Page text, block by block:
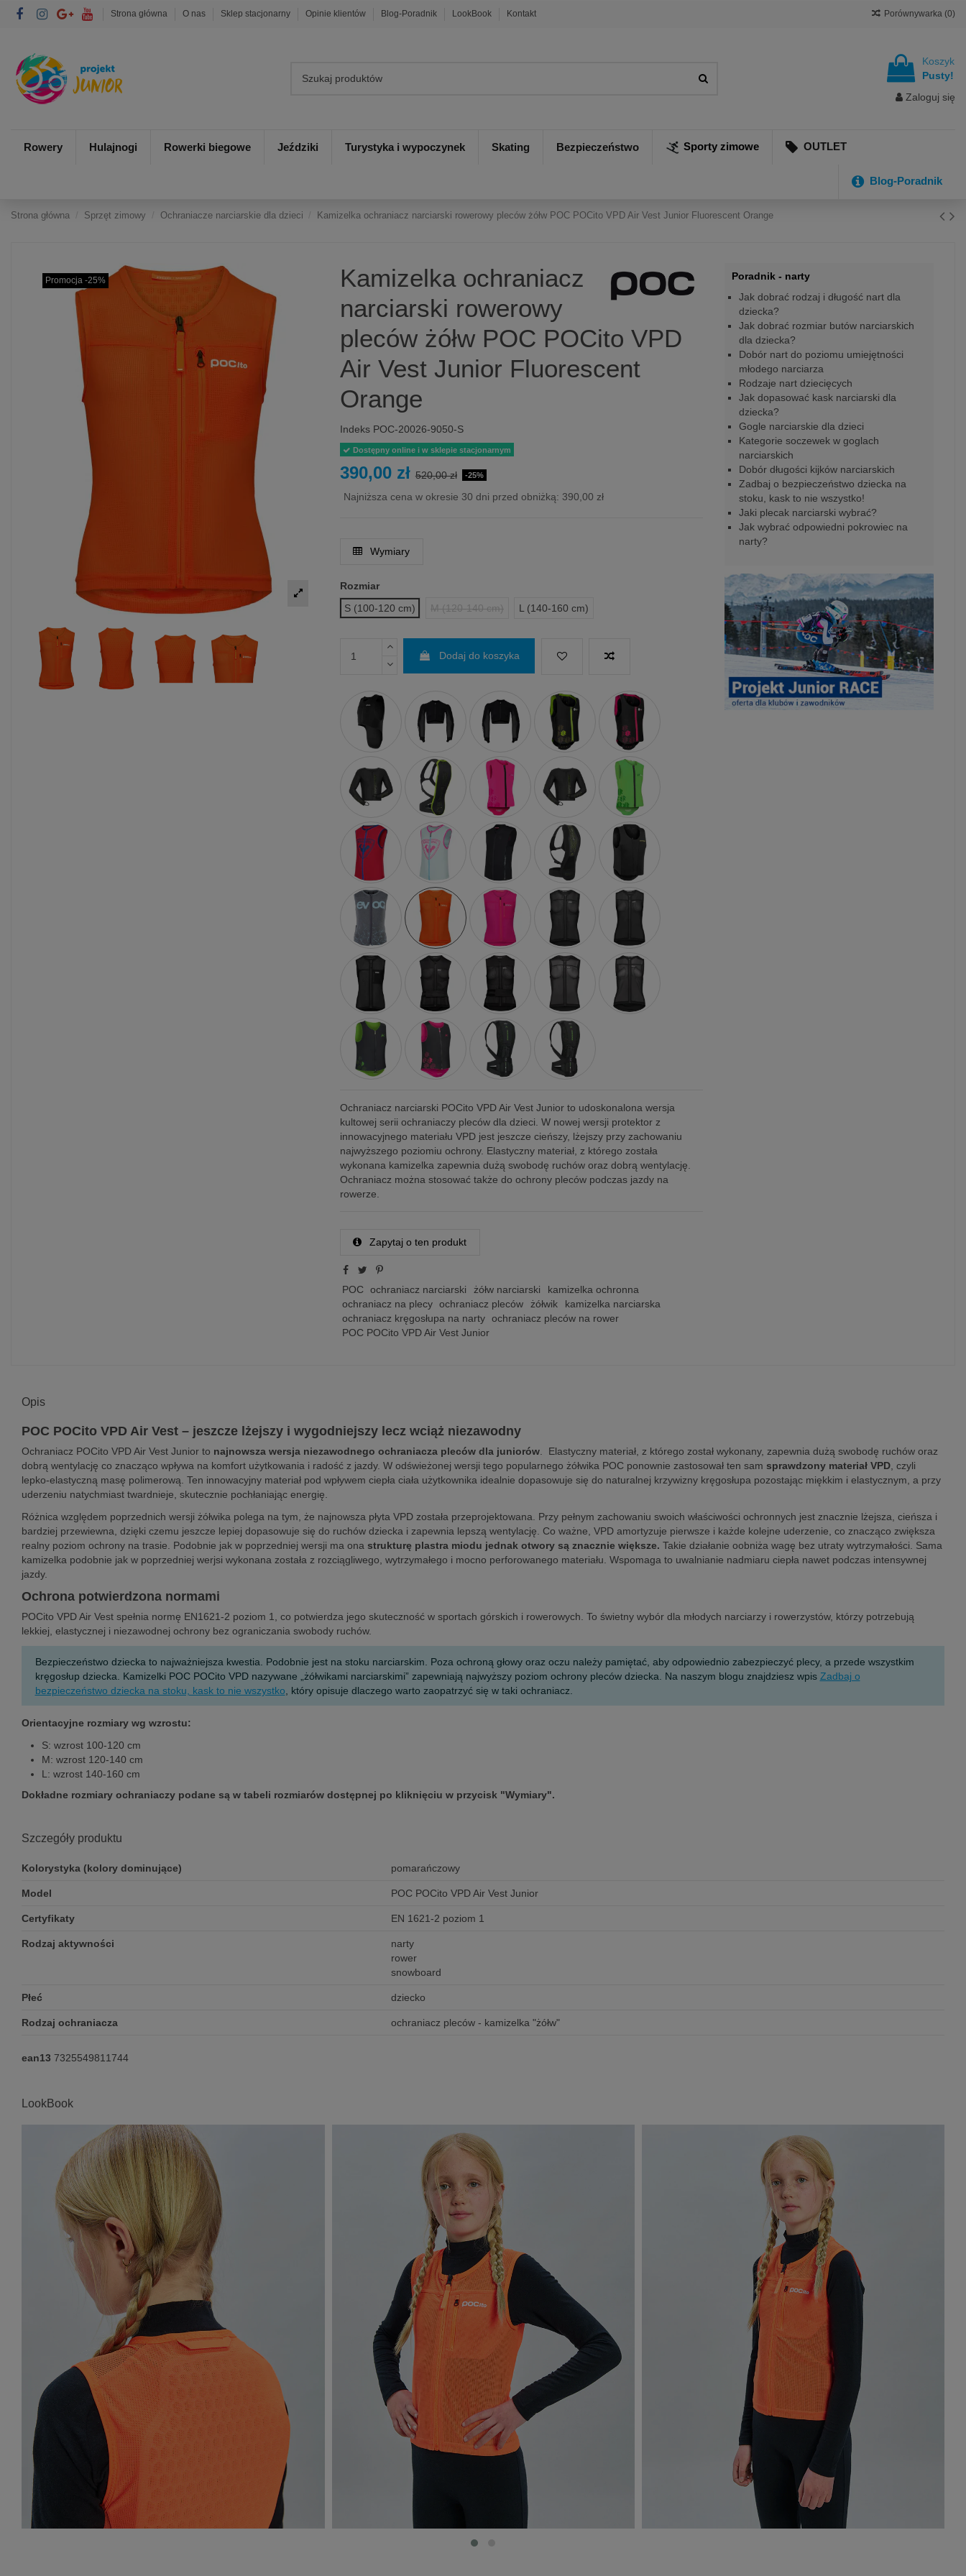
Strona główna O nas Sklep stacjonarny Opinie klientów Blog-Poradnik LookBook Kontakt Porównywarka (0)
Koszyk
Pusty!
Zaloguj się
Rowery Hulajnogi Rowerki biegowe Jeździki Turystyka i wypoczynek Skating Bezpieczeństwo Sporty zimowe OUTLET
Blog-Poradnik
Strona główna Sprzęt zimowy Ochraniacze narciarskie dla dzieci Kamizelka ochraniacz narciarski rowerowy pleców żółw POC POCito VPD Air Vest Junior Fluorescent Orange
Promocja -25%
Kamizelka ochraniacz
narciarski rowerowy
pleców żółw POC POCito VPD
Air Vest Junior Fluorescent
Orange
Indeks POC-20026-9050-S
Dostępny online i w sklepie stacjonarnym
390,00 zł 520,00 zł -25%
Najniższa cena w okresie 30 dni przed obniżką: 390,00 zł
Wymiary
Rozmiar
S (100-120 cm)
M (120-140 cm) L (140-160 cm)
Dodaj do koszyka
Ochraniacz narciarski POCito VPD Air Vest Junior to udoskonalona wersja
kultowej serii ochraniaczy pleców dla dzieci. W nowej wersji protektor z
innowacyjnego materiału VPD jest jeszcze cieńszy, lżejszy przy zachowaniu
najwyższego poziomiu ochrony. Elastyczny materiał, z którego została
wykonana kamizelka zapewnia dużą swobodę ruchów oraz dobrą wentylację.
Ochraniacz można stosować także do ochrony pleców podczas jazdy na
rowerze.
Zapytaj o ten produkt
POC ochraniacz narciarski żółw narciarski
kamizelka ochronna
ochraniacz na plecy ochraniacz pleców żółwik
kamizelka narciarska
ochraniacz kręgosłupa na narty ochraniacz pleców na rower
POC POCito VPD Air Vest Junior
Poradnik - narty
Jak dobrać rodzaj i długość nart dla
dziecka?
Jak dobrać rozmiar butów narciarskich
dla dziecka?
Dobór nart do poziomu umiejętności
młodego narciarza
Rodzaje nart dziecięcych
Jak dopasować kask narciarski dla
dziecka?
Gogle narciarskie dla dzieci
Kategorie soczewek w goglach
narciarskich
Dobór długości kijków narciarskich
Zadbaj o bezpieczeństwo dziecka na
stoku, kask to nie wszystko!
Jaki plecak narciarski wybrać?
Jak wybrać odpowiedni pokrowiec na
narty?
Opis
POC POCito VPD Air Vest – jeszcze lżejszy i wygodniejszy lecz wciąż niezawodny
Ochraniacz POCito VPD Air Vest Junior to najnowsza wersja niezawodnego ochraniacza pleców dla juniorów . Elastyczny materiał, z którego został wykonany, zapewnia dużą swobodę ruchów oraz
dobrą wentylację co znacząco wpływa na komfort użytkowania i radość z jazdy. W odświeżonej wersji tego popularnego żółwika POC ponownie zastosował ten sam sprawdzony materiał VPD , czyli
lepko-elastyczną masę polimerową. Ten innowacyjny materiał pod wpływem ciepła ciała użytkownika idealnie dopasowuje się do naturalnej krzywizny kręgosłupa pozostając miękkim i elastycznym, a przy
uderzeniu natychmiast twardnieje, skutecznie pochłaniając energię.
Różnica względem poprzednich wersji żółwika polega na tym, że najnowsza płyta VPD została przeprojektowana. Przy pełnym zachowaniu swoich właściwości ochronnych jest znacznie lżejsza, cieńsza i
bardziej przewiewna, dzięki czemu jeszcze lepiej dopasowuje się do ruchów dziecka i zapewnia lepszą wentylację. Co ważne, VPD amortyzuje pierwsze i każde kolejne uderzenie, co znacząco zwiększa
realny poziom ochrony na trasie. Podobnie jak w poprzedniej wersji ma ona strukturę plastra miodu jednak otwory są znacznie większe. Takie działanie oobniża wagę bez utraty wytrzymałości. Sama
kamizelka podobnie jak w poprzedniej werjsi wykonana została z rozciągliwego, wytrzymałego i mocno perforowanego materiału. Wspomaga to uwalnianie nadmiaru ciepła nawet podczas intensywnej
jazdy.
Ochrona potwierdzona normami
POCito VPD Air Vest spełnia normę EN1621-2 poziom 1, co potwierdza jego skuteczność w sportach górskich i rowerowych. To świetny wybór dla młodych narciarzy i rowerzystów, którzy potrzebują
lekkiej, elastycznej i niezawodnej ochrony bez ograniczania swobody ruchów.
Bezpieczeństwo dziecka to najważniejsza kwestia. Podobnie jest na stoku narciarskim. Poza ochroną głowy oraz oczu należy pamiętać, aby odpowiednio zabezpieczyć plecy, a przede wszystkim
kręgosłup dziecka. Kamizelki POC POCito VPD nazywane „żółwikami narciarskimi” zapewniają najwyższy poziom ochrony pleców dziecka. Na naszym blogu znajdziesz wpis Zadbaj o
bezpieczeństwo dziecka na stoku, kask to nie wszystko , który opisuje dlaczego warto zaopatrzyć się w taki ochraniacz.
Orientacyjne rozmiary wg wzrostu:
S: wzrost 100-120 cm
M: wzrost 120-140 cm
L: wzrost 140-160 cm
Dokładne rozmiary ochraniaczy podane są w tabeli rozmiarów dostępnej po kliknięciu w przycisk "Wymiary".
Szczegóły produktu
Kolorystyka (kolory dominujące) pomarańczowy
Model POC POCito VPD Air Vest Junior
Certyfikaty EN 1621-2 poziom 1
Rodzaj aktywności
narty
rower
snowboard
Płeć dziecko
Rodzaj ochraniacza ochraniacz pleców - kamizelka "żółw"
ean13 7325549811744
LookBook